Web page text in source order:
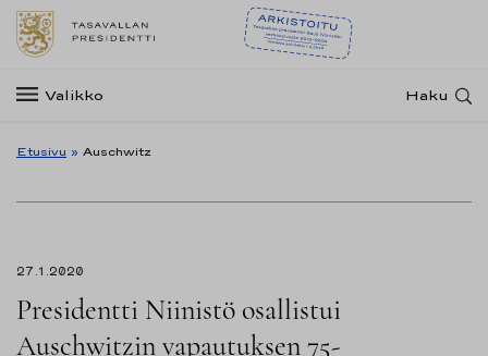
Valikko Haku
Etusivu » Auschwitz
27.1.2020
Presidentti Niinistö osallistui
Auschwitzin vapautuksen 75-